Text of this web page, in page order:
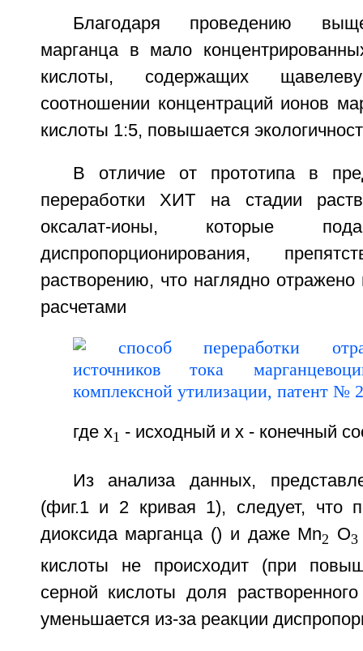
Благодаря проведению
марганца в мало
кислоты, содержащих
соотношении концентраций ионов
кислоты 1:5, повышается
В отличие от прототипа в
переработки ХИТ на стадии
оксалат-ионы, которые
диспропорционирования,
растворению, что наглядно
расчетами
где x1 - исходный и х - конечный
Из анализа данных,
(фиг.1 и 2 кривая 1), следует, что
диоксида марганца () и даже Мn2 O3
кислоты не происходит (при
серной кислоты доля
уменьшается из-за реакции